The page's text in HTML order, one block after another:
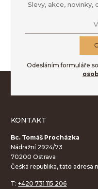
Slevy, akce, novinky,
Odesláním formuláře
KONTAKT
Bc. Tomáš Procházka
Nádražní 2924/73
70200 Ostrava
Česká republika, tato adresa
T:+420 731 115 206